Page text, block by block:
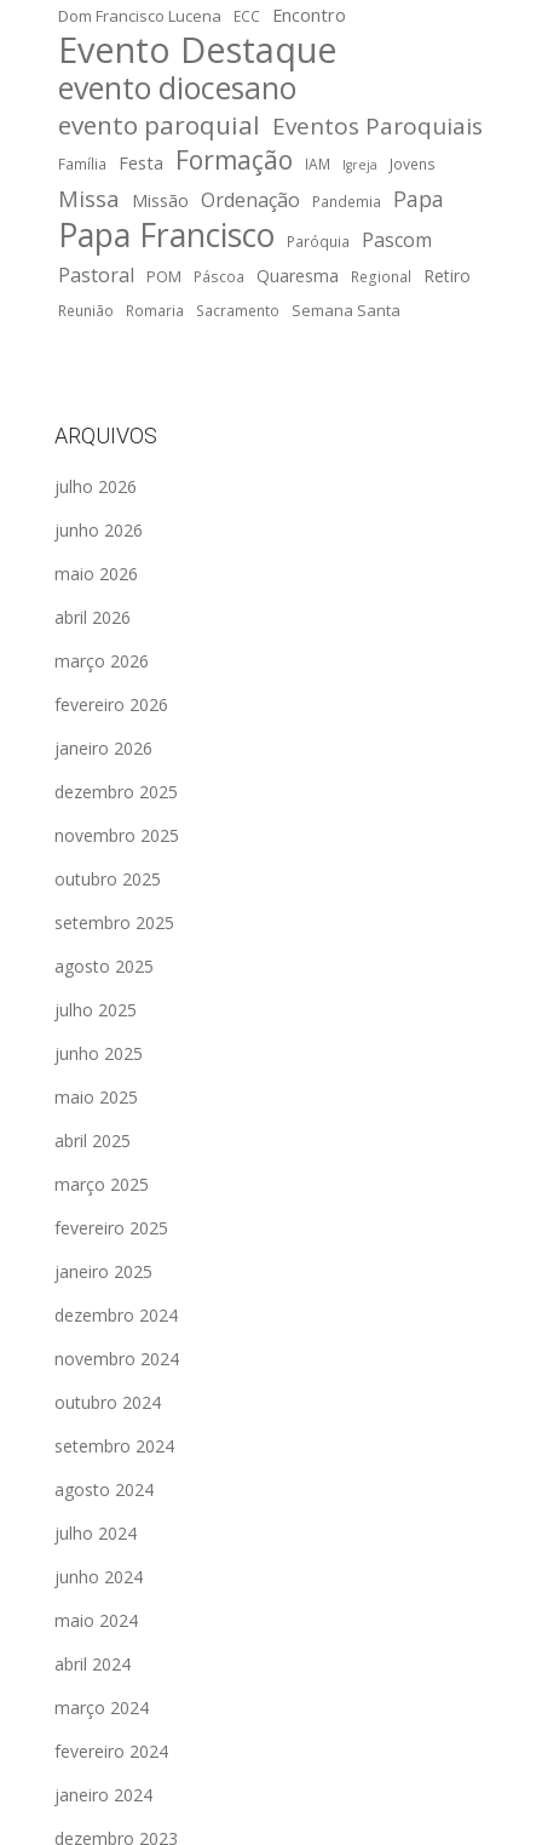
Dom Francisco Lucena
ECC Encontro
Evento Destaque
evento diocesano
evento paroquial Eventos Paroquiais
Família Festa Formação IAM Igreja Jovens
Missa Missão Ordenação Pandemia Papa
Papa Francisco Paróquia
Pascom
Pastoral
POM Páscoa Quaresma Regional Retiro
Reunião Romaria Sacramento Semana Santa
ARQUIVOS
julho 2026
junho 2026
maio 2026
abril 2026
março 2026
fevereiro 2026
janeiro 2026
dezembro 2025
novembro 2025
outubro 2025
setembro 2025
agosto 2025
julho 2025
junho 2025
maio 2025
abril 2025
março 2025
fevereiro 2025
janeiro 2025
dezembro 2024
novembro 2024
outubro 2024
setembro 2024
agosto 2024
julho 2024
junho 2024
maio 2024
abril 2024
março 2024
fevereiro 2024
janeiro 2024
dezembro 2023